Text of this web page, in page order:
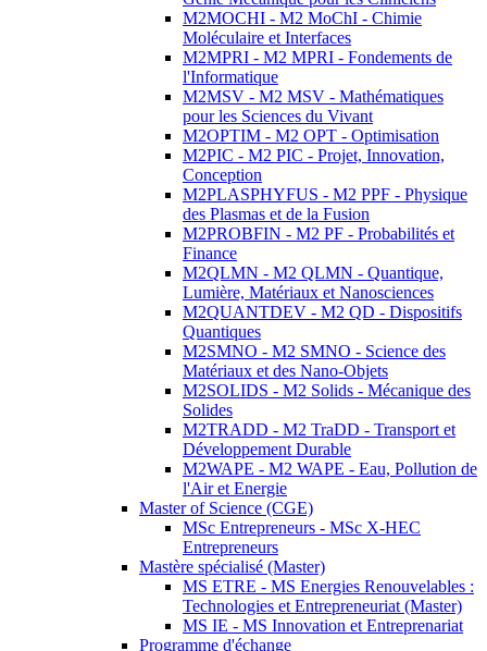
M2MOCHI - M2 MoChI - Chimie
Moléculaire et Interfaces
M2MPRI - M2 MPRI - Fondements de
l'Informatique
M2MSV - M2 MSV - Mathématiques
pour les Sciences du Vivant
M2OPTIM - M2 OPT - Optimisation
M2PIC - M2 PIC - Projet, Innovation,
Conception
M2PLASPHYFUS - M2 PPF - Physique
des Plasmas et de la Fusion
M2PROBFIN - M2 PF - Probabilités et
Finance
M2QLMN - M2 QLMN - Quantique,
Lumière, Matériaux et Nanosciences
M2QUANTDEV - M2 QD - Dispositifs
Quantiques
M2SMNO - M2 SMNO - Science des
Matériaux et des Nano-Objets
M2SOLIDS - M2 Solids - Mécanique des
Solides
M2TRADD - M2 TraDD - Transport et
Développement Durable
M2WAPE - M2 WAPE - Eau, Pollution de
l'Air et Energie
Master of Science (CGE)
MSc Entrepreneurs - MSc X-HEC
Entrepreneurs
Mastère spécialisé (Master)
MS ETRE - MS Energies Renouvelables :
Technologies et Entrepreneuriat (Master)
MS IE - MS Innovation et Entreprenariat
Programme d'échange